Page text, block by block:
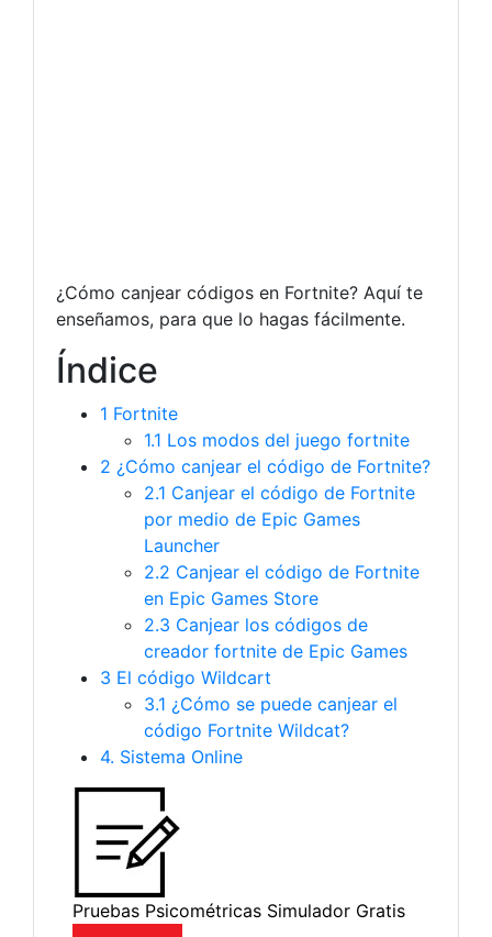
¿Cómo canjear códigos en Fortnite? Aquí te
enseñamos, para que lo hagas fácilmente.
Índice
1 Fortnite
1.1 Los modos del juego fortnite
2 ¿Cómo canjear el código de Fortnite?
2.1 Canjear el código de Fortnite
por medio de Epic Games
Launcher
2.2 Canjear el código de Fortnite
en Epic Games Store
2.3 Canjear los códigos de
creador fortnite de Epic Games
3 El código Wildcart
3.1 ¿Cómo se puede canjear el
código Fortnite Wildcat?
4. Sistema Online